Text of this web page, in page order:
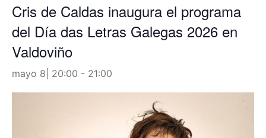
Cris de Caldas inaugura el programa
del Día das Letras Galegas 2026 en
Valdoviño
mayo 8| 20:00 - 21:00